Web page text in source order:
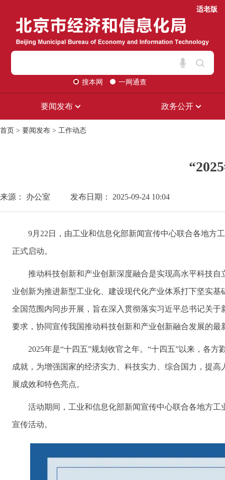
适老版
搜本网 一网通查
要闻发布 政务公开
首页 > 要闻发布 > 工作动态
来源： 办公室 发布日期： 2025-09-24 10:04
9月22日，由工业和信息化部新闻宣传中心联合各地方
正式启动。
推动科技创新和产业创新深度融合是实现高水平科技
业创新为推进新型工业化、建设现代化产业体系打下坚实基
全国范围内同步开展，旨在深入贯彻落实习近平总书记关
要求，协同宣传我国推动科技创新和产业创新融合发展的最
2025年是“十四五”规划收官之年。“十四五”以来，各
成就，为增强国家的经济实力、科技实力、综合国力，提
展成效和特色亮点。
活动期间，工业和信息化部新闻宣传中心联合各地方
宣传活动。